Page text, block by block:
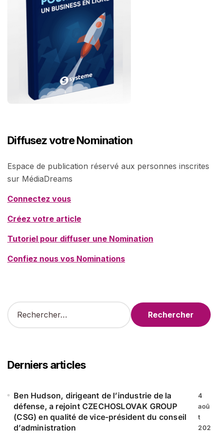
Diffusez votre Nomination
Espace de publication réservé aux personnes inscrites
sur MédiaDreams
Connectez vous
Créez votre article
Tutoriel pour diffuser une Nomination
Confiez nous vos Nominations
R
e
r
c
e
Derniers articles
Ben Hudson, dirigeant de l’industrie de la
défense, a rejoint CZECHOSLOVAK GROUP
(CSG) en qualité de vice-président du conseil
d’administration
4
aoû
t
202